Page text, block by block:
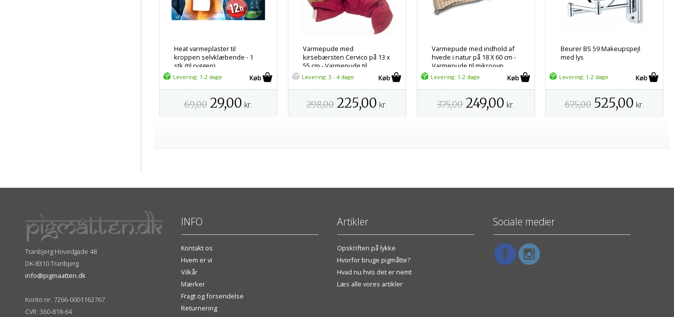
Heat varmeplaster til
kroppen selvklæbende - 1
stk (til ryggen)
Levering: 1-2 dage
69,00 29,00 kr.
Varmepude med
kirsebærsten Cervico på 13 x
55 cm - Varmepude til
mikroovn
Levering: 3 - 4 dage
298,00 225,00 kr.
Varmepude med indhold af
hvede i natur på 18 X 60 cm -
Varmepude til mikroovn
Levering: 1-2 dage
375,00 249,00 kr.
Beurer BS 59 Makeupspejl
med lys
Levering: 1-2 dage
675,00 525,00 kr.
Tranbjerg Hovedgade 48
DK-8310 Tranbjerg
info@pigmaatten.dk
Konto nr. 7266-0001162767
CVR: 360-818-64
INFO
Kontakt os
Hvem er vi
Vilkår
Mærker
Fragt og forsendelse
Returnering
Artikler
Opskriften på lykke
Hvorfor bruge pigmåtte?
Hvad nu hvis det er nemt
Læs alle vores artikler
Sociale medier